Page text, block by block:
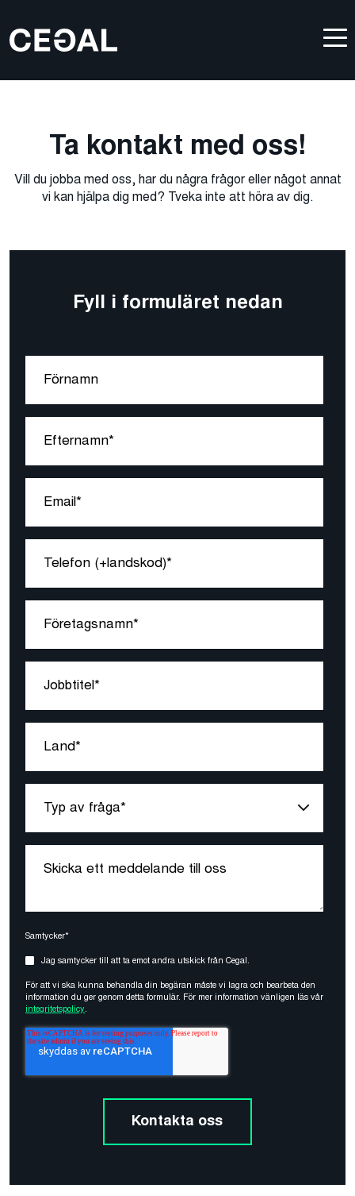
Ta kontakt med oss!
Vill du jobba med oss, har du några frågor eller något annat
vi kan hjälpa dig med? Tveka inte att höra av dig.
Fyll i formuläret nedan
Samtycker*
Jag samtycker till att ta emot andra utskick från Cegal.
För att vi ska kunna behandla din begäran måste vi lagra och bearbeta den
information du ger genom detta formulär. För mer information vänligen läs vår
integritetspolicy.